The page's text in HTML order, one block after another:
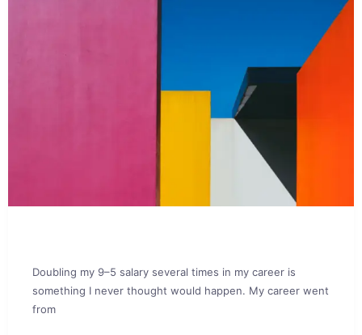
Doubling my 9–5 salary several times in my career is
something I never thought would happen. My career went
from